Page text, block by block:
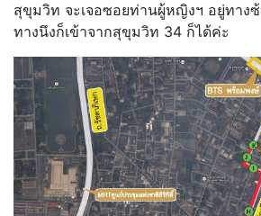
สุขุมวิท จะเจอซอยท่านผู้หญิงฯ อยู่ทาง
ทางนึงก็เข้าจากสุขุมวิท 34 ก็ได้ค่ะ